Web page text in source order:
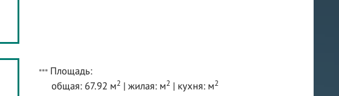
Площадь:
общая: 67.92 м2 | жилая: м2 | кухня: м2